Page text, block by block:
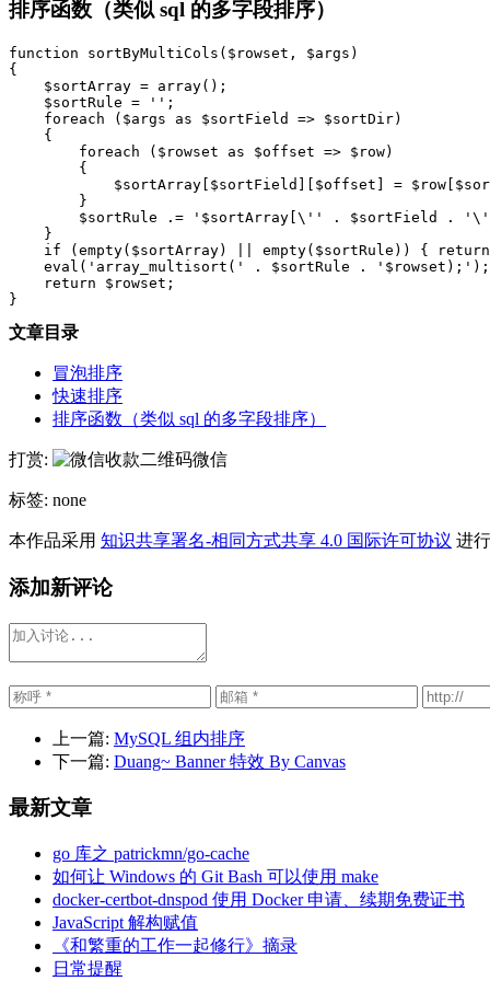
排序函数（类似 sql 的多字段排序）
function sortByMultiCols($rowset, $args)
{
    $sortArray = array();
    $sortRule = '';
    foreach ($args as $sortField => $sortDir)
    {
        foreach ($rowset as $offset => $row)
        {
$sortArray[$sortField][$offset] =
        }
$sortRule .= '$sortArray[\'' . $sortField .
    }
if (empty($sortArray) || empty($sortRule)) {
    eval('array_multisort(' . $sortRule . '$rowset);');
    return $rowset;
}
文章目录
冒泡排序
快速排序
排序函数（类似 sql 的多字段排序）
打赏: 微信
标签: none
本作品采用 知识共享署名-相同方式共享 4.0 国际许可协议 进
添加新评论
上一篇: MySQL 组内排序
下一篇: Duang~ Banner 特效 By Canvas
最新文章
go 库之 patrickmn/go-cache
如何让 Windows 的 Git Bash 可以使用 make
docker-certbot-dnspod 使用 Docker 申请、续期免费证书
JavaScript 解构赋值
《和繁重的工作一起修行》摘录
日常提醒